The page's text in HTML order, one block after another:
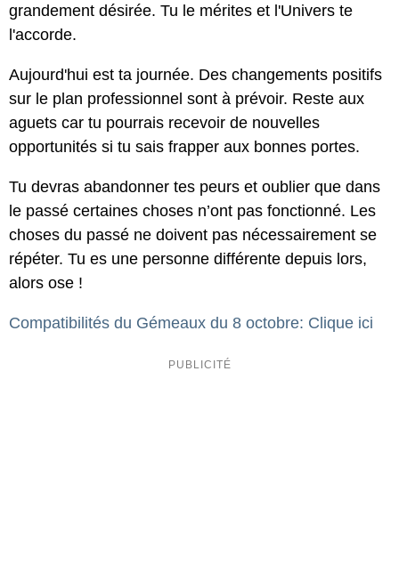
grandement désirée. Tu le mérites et l'Univers te
l'accorde.
Aujourd'hui est ta journée. Des changements positifs
sur le plan professionnel sont à prévoir. Reste aux
aguets car tu pourrais recevoir de nouvelles
opportunités si tu sais frapper aux bonnes portes.
Tu devras abandonner tes peurs et oublier que dans
le passé certaines choses n’ont pas fonctionné. Les
choses du passé ne doivent pas nécessairement se
répéter. Tu es une personne différente depuis lors,
alors ose !
Compatibilités du Gémeaux du 8 octobre: Clique ici